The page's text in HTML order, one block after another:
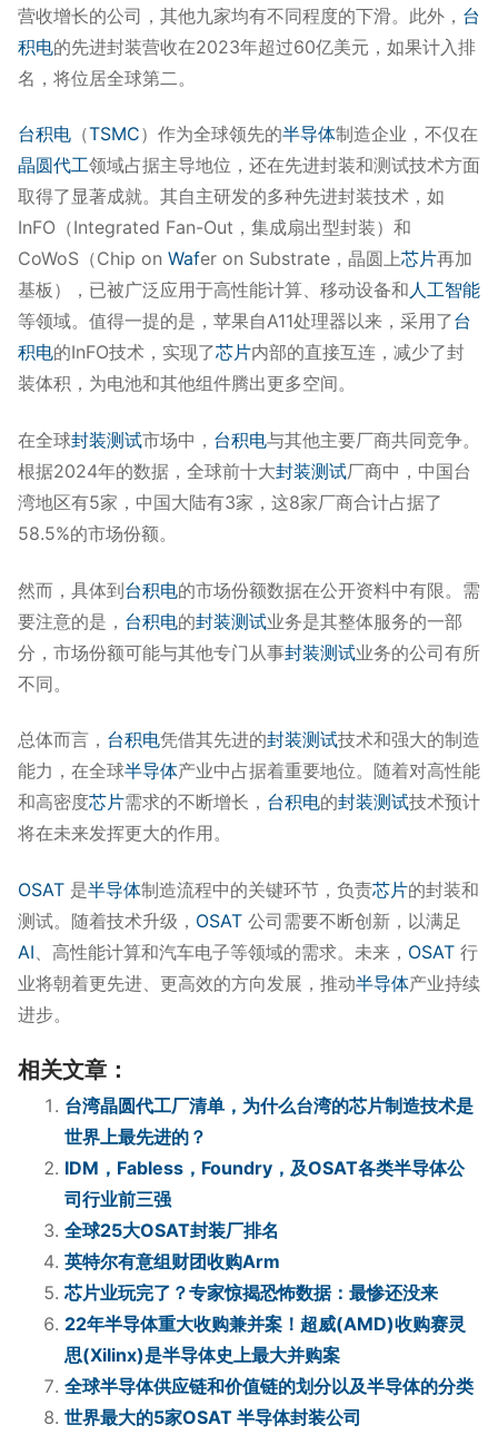
营收增长的公司，其他九家均有不同程度的下滑。此外， 台
积电的先进封装营收在2023年超过60亿美元，如果计入排
名，将位居全球第二。
台积电 （TSMC）作为全球领先的半导体制造企业，不仅在
晶圆代工领域占据主导地位，还在先进封装和测试技术方面
取得了显著成就。其自主研发的多种先进封装技术，如
InFO（Integrated Fan-Out，集成扇出型封装）和
CoWoS（Chip on Wafer on Substrate，晶圆上芯片再加
基板），已被广泛应用于高性能计算、移动设备和人工智能
等领域。值得一提的是，苹果自A11处理器以来，采用了台
积电的InFO技术，实现了芯片内部的直接互连，减少了封
装体积，为电池和其他组件腾出更多空间。
在全球封装测试市场中， 台积电与其他主要厂商共同竞争。
根据2024年的数据，全球前十大封装测试厂商中，中国台
湾地区有5家，中国大陆有3家，这8家厂商合计占据了
58.5%的市场份额。
然而，具体到台积电的市场份额数据在公开资料中有限。需
要注意的是， 台积电的封装测试业务是其整体服务的一部
分，市场份额可能与其他专门从事封装测试业务的公司有所
不同。
总体而言， 台积电凭借其先进的封装测试技术和强大的制造
能力，在全球半导体产业中占据着重要地位。随着对高性能
和高密度芯片需求的不断增长， 台积电的封装测试技术预计
将在未来发挥更大的作用。
OSAT 是半导体制造流程中的关键环节，负责芯片的封装和
测试。随着技术升级， OSAT 公司需要不断创新，以满足
AI 、高性能计算和汽车电子等领域的需求。未来， OSAT 行
业将朝着更先进、更高效的方向发展，推动半导体产业持续
进步。
相关文章：
台湾晶圆代工厂清单，为什么台湾的芯片制造技术是
世界上最先进的？
IDM，Fabless，Foundry，及OSAT各类半导体公
司行业前三强
全球25大OSAT封装厂排名
英特尔有意组财团收购Arm
芯片业玩完了？专家惊揭恐怖数据：最惨还没来
22年半导体重大收购兼并案！超威(AMD)收购赛灵
思(Xilinx)是半导体史上最大并购案
全球半导体供应链和价值链的划分以及半导体的分类
世界最大的5家OSAT 半导体封装公司